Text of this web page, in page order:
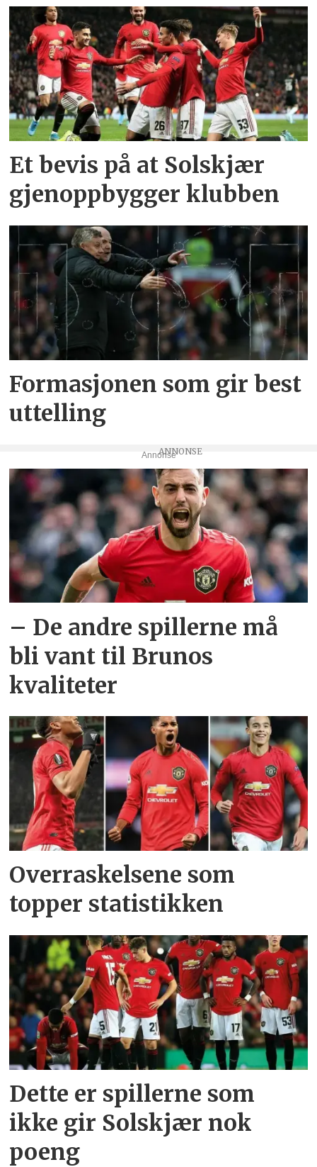
Et bevis på at Solskjær
gjenoppbygger klubben
Formasjonen som gir best
uttelling
Annonse
– De andre spillerne må
bli vant til Brunos
kvaliteter
Overraskelsene som
topper statistikken
Dette er spillerne som
ikke gir Solskjær nok
poeng